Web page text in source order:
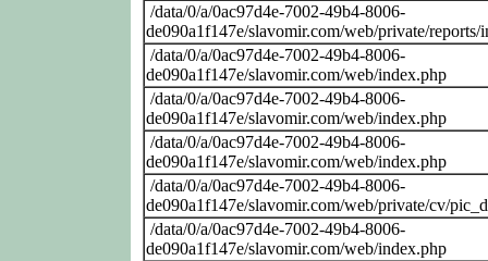
/data/0/a/0ac97d4e-7002-49b4-8006-
de090a1f147e/slavomir.com/web/private/reports/
/data/0/a/0ac97d4e-7002-49b4-8006-
de090a1f147e/slavomir.com/web/index.php
/data/0/a/0ac97d4e-7002-49b4-8006-
de090a1f147e/slavomir.com/web/index.php
/data/0/a/0ac97d4e-7002-49b4-8006-
de090a1f147e/slavomir.com/web/index.php
/data/0/a/0ac97d4e-7002-49b4-8006-
de090a1f147e/slavomir.com/web/private/cv/
/data/0/a/0ac97d4e-7002-49b4-8006-
de090a1f147e/slavomir.com/web/index.php